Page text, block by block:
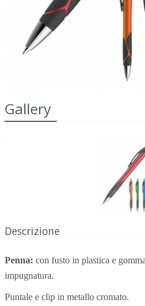
Gallery
Descrizione
Penna: con fusto in plastica e
impugnatura.
Puntale e clip in metallo cromato.